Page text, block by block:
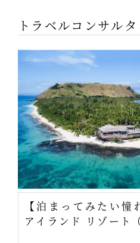
トラベルコンサル
【泊まってみたい
アイランド リゾート